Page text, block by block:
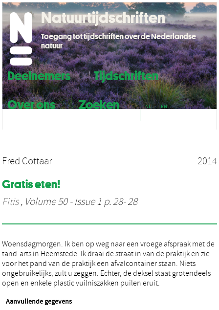
Deelnemers
Tijdschriften
Over ons
Zoeken NL EN
Natuurtijdschriften
Toegang tot tijdschriften over de Nederlandse
natuur
Fred Cottaar 2014
Gratis eten!
Fitis, Volume 50 - Issue 1 p. 28- 28
Woensdagmorgen. Ik ben op weg naar een vroege afspraak met de
tand-arts in Heemstede. Ik draai de straat in van de praktijk en zie
voor het pand van de praktijk een afvalcontainer staan. Niets
ongebruikelijks, zult u zeggen. Echter, de deksel staat grotendeels
open en enkele plastic vuilniszakken puilen eruit.
Aanvullende gegevens